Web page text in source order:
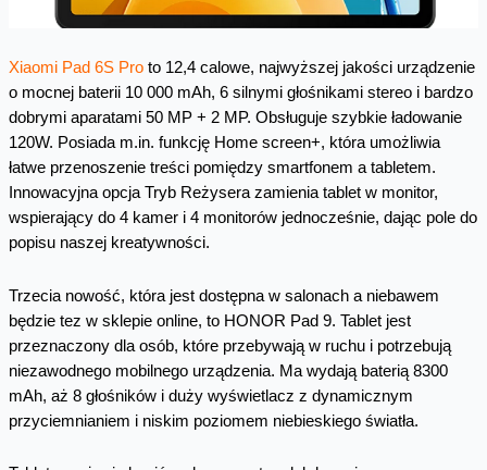
Xiaomi Pad 6S Proto 12,4 calowe, najwyższej jakości urządzenie
o mocnej baterii 10 000 mAh, 6 silnymi głośnikami stereo i bardzo
dobrymi aparatami 50 MP + 2 MP. Obsługuje szybkie ładowanie
120W. Posiada m.in. funkcję Home screen+, która umożliwia
łatwe przenoszenie treści pomiędzy smartfonem a tabletem.
Innowacyjna opcja Tryb Reżysera zamienia tablet w monitor,
wspierający do 4 kamer i 4 monitorów jednocześnie, dając pole do
popisu naszej kreatywności.
Trzecia nowość, która jest dostępna w salonach a niebawem
będzie tez w sklepie online, to HONOR Pad 9. Tablet jest
przeznaczony dla osób, które przebywają w ruchu i potrzebują
niezawodnego mobilnego urządzenia. Ma wydają baterią 8300
mAh, aż 8 głośników i duży wyświetlacz z dynamicznym
przyciemnianiem i niskim poziomem niebieskiego światła.